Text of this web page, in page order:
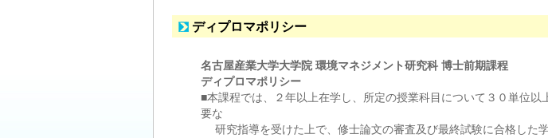
ディプロマポリシー
名古屋産業大学大学院 環境マネジメント研究科 博士前期課程
ディプロマポリシー
■本課程では、２年以上在学し、所定の授業科目について３０単位以
要な
研究指導を受けた上で、修士論文の審査及び最終試験に合格した